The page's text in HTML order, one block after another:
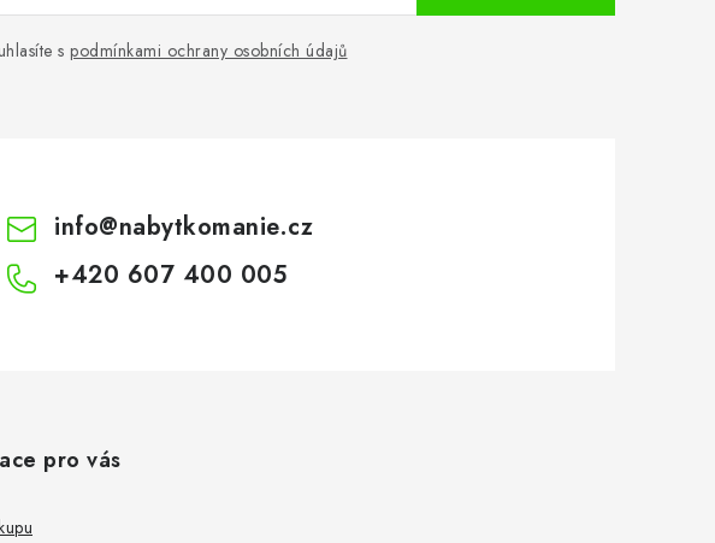
s podmínkami ochrany osobních údajů
info@nabytkomanie.cz
+420 607 400 005
pro vás